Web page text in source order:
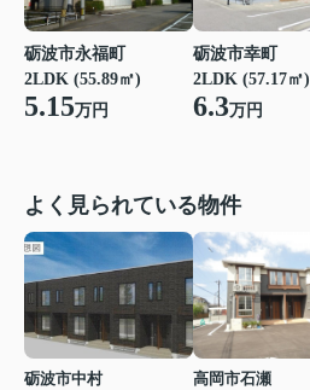
砺波市永福町
2LDK (55.89㎡)
5.15万円
砺波市幸町
2LDK (57.17㎡)
6.3万円
よく見られている物件
砺波市中村
高岡市石瀬